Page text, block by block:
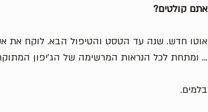
אתם קולטים?
אוטו חדש. שנה עד הטסט והטיפול הבא. לוקח את
... ומתחת לכל הנראות המרשימה של הג׳יפון
בלמים.